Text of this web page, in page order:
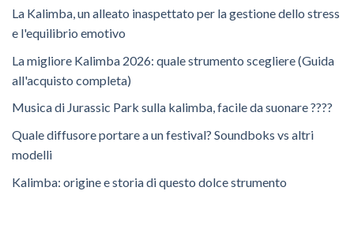
La Kalimba, un alleato inaspettato per la gestione dello stress
e l'equilibrio emotivo
La migliore Kalimba 2026: quale strumento scegliere (Guida
all'acquisto completa)
Musica di Jurassic Park sulla kalimba, facile da suonare ????
Quale diffusore portare a un festival? Soundboks vs altri
modelli
Kalimba: origine e storia di questo dolce strumento